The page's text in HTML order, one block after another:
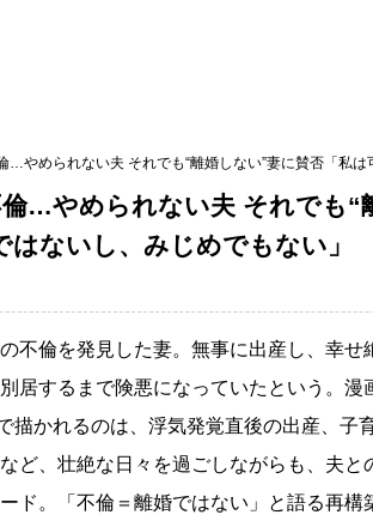
…やめられない夫 それでも“離婚しない”妻に賛否「私は
…やめられない夫 それでも“
ないし、みじめでもない」
不倫を発見した妻。無事に出産し、幸せ
居するまで険悪になっていたという。漫
描かれるのは、浮気発覚直後の出産、子
ど、壮絶な日々を過ごしながらも、夫と
ド。「不倫＝離婚ではない」と語る再構